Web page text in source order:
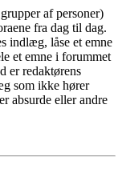
af personer)
fra dag til dag.
indlæg, låse et emne
et emne i forummet
er redaktørens
som ikke hører
absurde eller andre